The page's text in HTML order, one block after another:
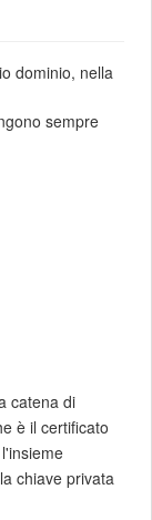
dominio, nella
sempre
catena di
è il certificato
chiave privata